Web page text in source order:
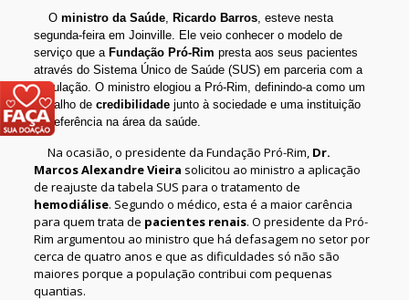
O ministro da Saúde, Ricardo Barros, esteve nesta
segunda-feira em Joinville. Ele veio conhecer o modelo de
serviço que a Fundação Pró-Rim presta aos seus pacientes
através do Sistema Único de Saúde (SUS) em parceria com a
população. O ministro elogiou a Pró-Rim, definindo-a como um
trabalho decredibilidade junto à sociedade e uma instituição
de referência na área da saúde.
Na ocasião, o presidente da Fundação Pró-Rim, Dr.
Marcos Alexandre Vieira solicitou ao ministro a aplicação
de reajuste da tabela SUS para o tratamento de
hemodiálise. Segundo o médico, esta é a maior carência
para quem trata de pacientes renais. O presidente da Pró-
Rim argumentou ao ministro que há defasagem no setor por
cerca de quatro anos e que as dificuldades só não são
maiores porque a população contribui com pequenas
quantias.